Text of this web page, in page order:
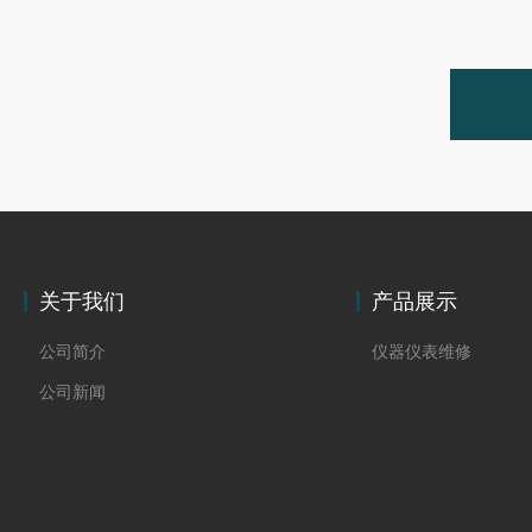
关于我们
公司简介
公司新闻
产品展示
仪器仪表维修